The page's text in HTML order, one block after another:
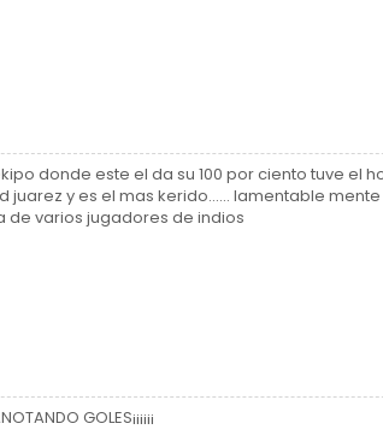
donde este el da su 100 por ciento tuve el
y es el mas kerido...... lamentable mente
varios jugadores de indios
GOLES¡¡¡¡¡¡